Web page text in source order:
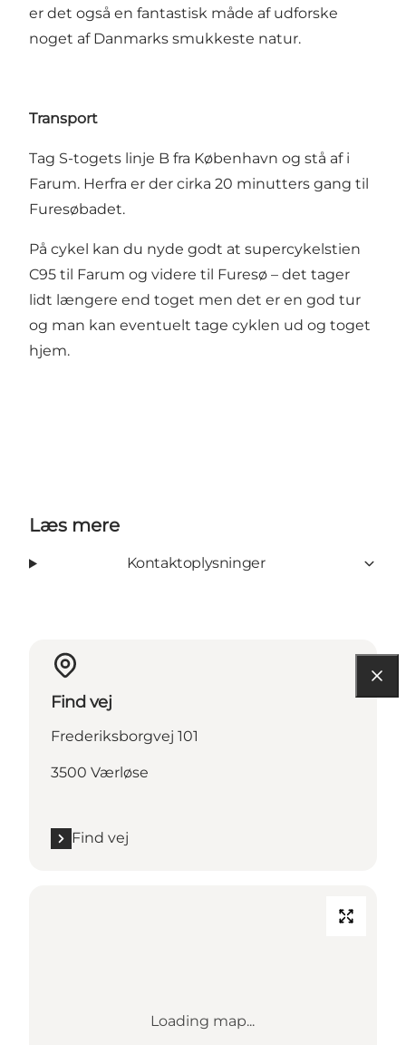
er det også en fantastisk måde af udforske
noget af Danmarks smukkeste natur.
Transport
Tag S-togets linje B fra København og stå af i
Farum. Herfra er der cirka 20 minutters gang til
Furesøbadet.
På cykel kan du nyde godt at supercykelstien
C95 til Farum og videre til Furesø – det tager
lidt længere end toget men det er en god tur
og man kan eventuelt tage cyklen ud og toget
hjem.
Læs mere
Kontaktoplysninger
Find vej
Frederiksborgvej 101
3500 Værløse
Find vej
Loading map...